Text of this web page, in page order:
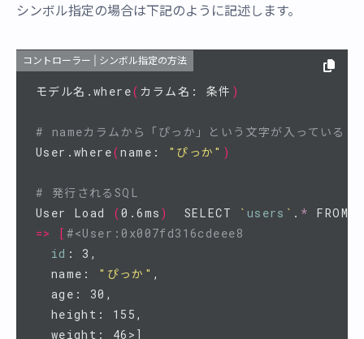
シンボル指定の場合は下記のように記述します。
コントローラー | シンボル指定の方法
モデル名.where( カラム名: 条件 )
# nameカラムから「ぴっか」という文字が入っているレ
User.where(name: "ぴっか" )
# 発行されるSQL
User Load
(0.6ms )
  SELECT
` users ` . * FROM
=>
[ #<User:0x007fd316cdeee8
id : 3,
  name:
"ぴっか" ,
  age: 30,
  height: 155,